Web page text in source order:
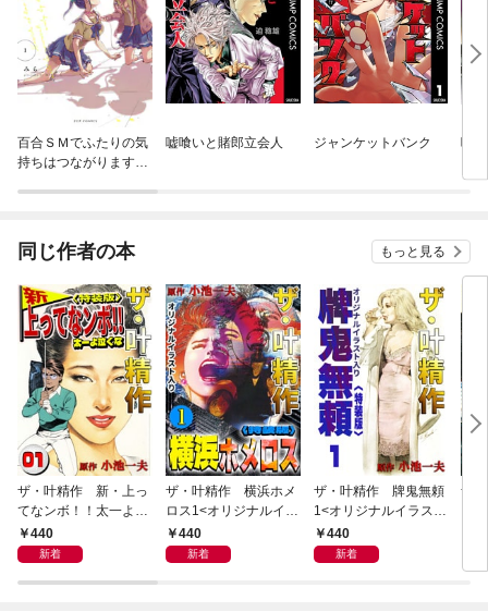
百合ＳＭでふたりの気
持ちはつながります
嘘喰いと賭郎立会人 ジャンケットバンク 嘘
同じ作者の本 もっと見る
ザ・叶精作 新・上っ
てなンボ！！太一よ泣
くな1<特装版>
440
新着
ザ・叶精作 横浜ホメ
ロス1<オリジナルイラ
スト入り特装版>
440
新着
ザ・叶精作 牌鬼無頼
1<オリジナルイラスト
入り特装版>
440
新着
ザ